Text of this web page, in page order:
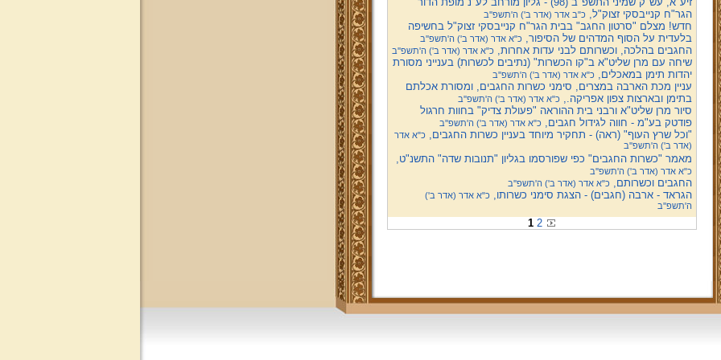
הגר"ח קנייבסקי זצוק"ל,כ"ב אדר (אדר ב') ה'תשפ''ב
חדש! מצלם "סרטון החגב" בבית הגר"ח קנייבסקי זצוק"ל בחשיפה
בלעדית על הסוף המדהים של הסיפור,כ"א אדר (אדר ב') ה'תשפ''ב
החגבים בהלכה, וכשרותם לבני עדות אחרות,כ"א אדר (אדר ב') ה'תשפ''ב
שיחה עם מרן שליט"א ב"קו הכשרות" (נתיבים לכשרות) בענייני מסורת
יהדות תימן במאכלים,כ"א אדר (אדר ב') ה'תשפ''ב
עניין מכת הארבה במצרים, סימני כשרות החגבים, ומסורת אכלתם
בתימן ובארצות צפון אפריקה.,כ"א אדר (אדר ב') ה'תשפ''ב
סיור מרן שליט"א ורבני בית ההוראה "פעולת צדיק" בחוות חרגול
פודטק בע"מ - חווה לגידול חגבים,כ"א אדר (אדר ב') ה'תשפ''ב
"וכל שרץ העוף" (ראה) - תחקיר מיוחד בעניין כשרות החגבים,כ"א אדר
(אדר ב') ה'תשפ''ב
מאמר "כשרות החגבים" כפי שפורסמו בגליון "תנובות שדה" התשנ"ט,
כ"א אדר (אדר ב') ה'תשפ''ב
החגבים וכשרותם,כ"א אדר (אדר ב') ה'תשפ''ב
הגראד - ארבה (חגבים) - הצגת סימני כשרותו,כ"א אדר (אדר ב')
ה'תשפ''ב
1 2